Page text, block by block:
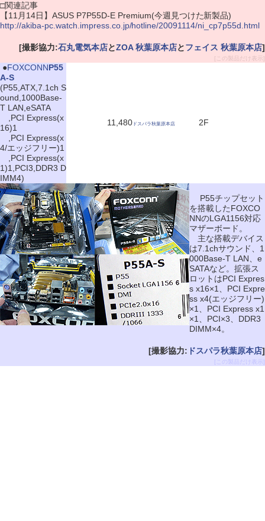
□関連記事
【11月14日】ASUS P7P55D-E Premium(今週見つけた新製品)
http://akiba-pc.watch.impress.co.jp/hotline/20091114/ni_cp7p55d.html
[撮影協力:石丸電気本店とZOA 秋葉原本店とフェイス 秋葉原本店]
[この製品だけ表示]
●FOXCONNP55
A-S
(P55,ATX,7.1ch S
ound,1000Base-
T LAN,eSATA
,PCI Express(x
16)1
,PCI Express(x
4/エッジフリー)1
,PCI Express(x
1)1,PCI3,DDR3 D
IMM4)
11,480 ドスパラ秋葉原本店 2F
P55チップセット
を搭載したFOXCO
NNのLGA1156対応
マザーボード。
主な搭載デバイス
は7.1chサウンド、1
000Base-T LAN、e
SATAなど。拡張ス
ロットはPCI Expres
s x16×1、PCI Expre
ss x4(エッジフリー)
×1、PCI Express x1
×1、PCI×3、DDR3
DIMM×4。
[撮影協力: ドスパラ秋葉原本店]
[この製品だけ表示]